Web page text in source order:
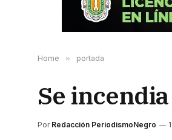
Home » portada
Se
Por Redacción PeriodismoNegro